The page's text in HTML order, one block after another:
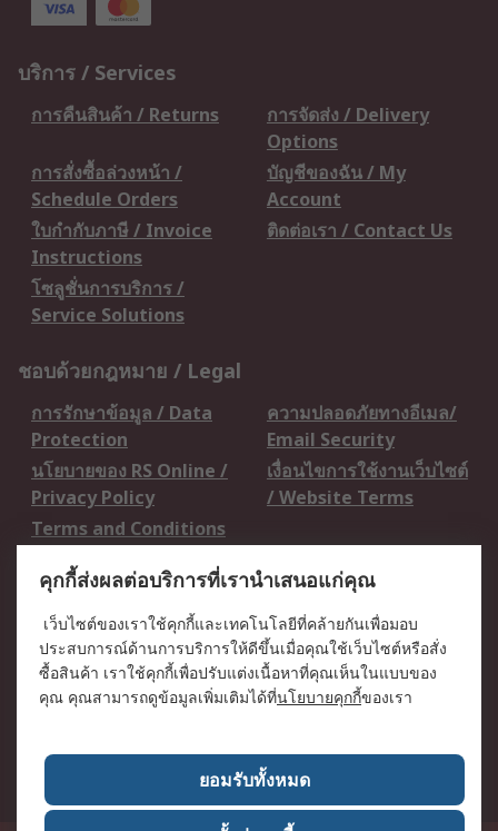
บริการ / Services
การคืนสินค้า / Returns
การจัดส่ง / Delivery
Options
การสั่งซื้อล่วงหน้า /
Schedule Orders
บัญชีของฉัน / My
Account
ใบกำกับภาษี / Invoice
Instructions
ติดต่อเรา / Contact Us
โซลูชั่นการบริการ /
Service Solutions
ชอบด้วยกฎหมาย / Legal
การรักษาข้อมูล / Data
Protection
ความปลอดภัยทางอีเมล/
Email Security
นโยบายของ RS Online /
Privacy Policy
เงื่อนไขการใช้งานเว็บไซต์
/ Website Terms
Terms and Conditions
เกี่ยวกับ RS / About RS
RS ทั่วโลก / RS
Worldwide
ข่าวประชาสัมพันธ์ / Press
Centre
บริษัทในเครือ RS /
วิธีการชำระเงิน /
เกี่ยวกับ RS / About RS
อาชีพที่ RS / Careers
คุกกี้ส่งผลต่อบริการที่เรานำเสนอแก่คุณ
เว็บไซต์ของเราใช้คุกกี้และเทคโนโลยีที่คล้ายกันเพื่อมอบ
ประสบการณ์ด้านการบริการให้ดีขึ้นเมื่อคุณใช้เว็บไซต์หรือสั่ง
ซื้อสินค้า เราใช้คุกกี้เพื่อปรับแต่งเนื้อหาที่คุณเห็นในแบบของ
คุณ คุณสามารถดูข้อมูลเพิ่มเติมได้ที่นโยบายคุกกี้ของเรา
ยอมรับทั้งหมด